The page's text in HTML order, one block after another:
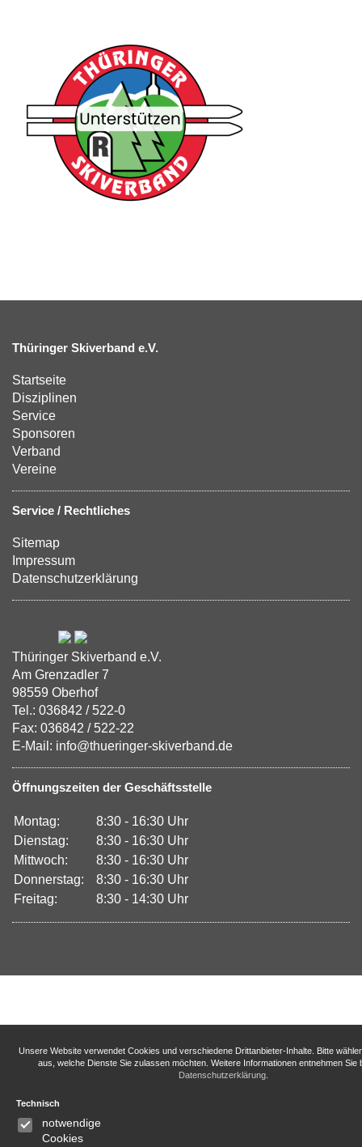
Thüringer Skiverband e.V.
Startseite
Disziplinen
Service
Sponsoren
Verband
Vereine
Service / Rechtliches
Sitemap
Impressum
Datenschutzerklärung
Thüringer Skiverband e.V.
Am Grenzadler 7
98559 Oberhof
Tel.: 036842 / 522-0
Fax: 036842 / 522-22
E-Mail: info@thueringer-skiverband.de
Öffnungszeiten der Geschäftsstelle
Montag:
8:30 - 16:30 Uhr
Dienstag:
8:30 - 16:30 Uhr
Mittwoch:
8:30 - 16:30 Uhr
Donnerstag:
8:30 - 16:30 Uhr
Freitag:
8:30 - 14:30 Uhr
Unsere Website verwendet Cookies und verschiedene Drittanbieter-Inhalte. Bitte
aus, welche Dienste Sie zulassen möchten. Weitere Informationen entnehmen Sie
Datenschutzerklärung.
Technisch
notwendige
Cookies